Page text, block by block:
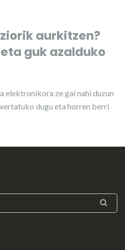
aurkitzen?
guk azalduko
elektronikora ze gai nahi duzun
dugu eta horren berri